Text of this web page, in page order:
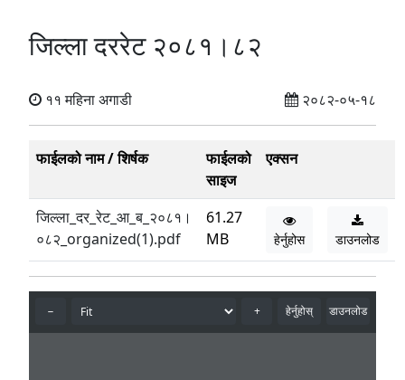
जिल्ला दररेट २०८१।८२
११ महिना अगाडी २०८२-०५-१८
फाईलको नाम / शिर्षक
फाईलको
साइज
एक्सन
जिल्ला_दर_रेट_आ_ब_२०८१।
०८२_organized(1).pdf
61.27
MB
हेर्नुहोस डाउनलोड